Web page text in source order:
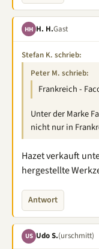
HH H. H.Gast
Stefan K. schrieb:
Peter M. schrieb:
Frankreich -
Unter der Marke
nicht nur in
Hazet verkauft
hergestellte
Antwort
US Udo S.(urschmitt)